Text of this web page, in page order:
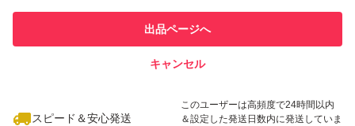
での取引実績があります
スピード&安心発送
※このバッジは実績に基づく表示であり、発送を保証しているものではあり
スピード＆安心発送
このユーザーは高頻度で24時間以内
＆設定した発送日数内に発送していま
出品ページへ
キャンセル